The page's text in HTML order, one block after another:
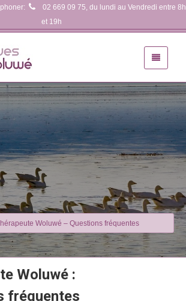
02 669 09 75, du lundi au Vendredi entre 8h
et 19h
Woluwé – Questions fréquentes
Woluwé :
fréquentes